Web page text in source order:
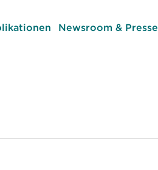
Newsroom & Presse